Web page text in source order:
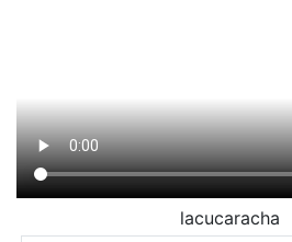
lacucaracha